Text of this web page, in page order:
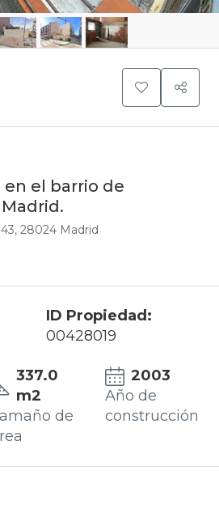
el barrio de
28024 Madrid
ID Propiedad:
00428019
337.0
m2
de
2003
Año de
construcción